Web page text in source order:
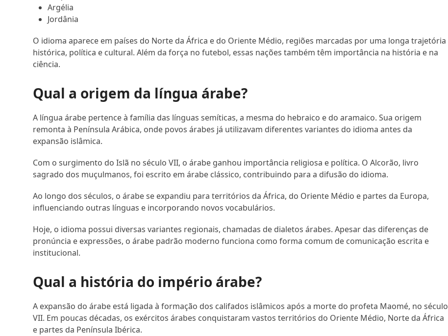
Argélia
Jordânia
O idioma aparece em países do Norte da África e do Oriente Médio, regiões marcadas por uma longa trajetória
histórica, política e cultural. Além da força no futebol, essas nações também têm importância na história e na
ciência.
Qual a origem da língua árabe?
A língua árabe pertence à família das línguas semíticas, a mesma do hebraico e do aramaico. Sua origem
remonta à Península Arábica, onde povos árabes já utilizavam diferentes variantes do idioma antes da
expansão islâmica.
Com o surgimento do Islã no século VII, o árabe ganhou importância religiosa e política. O Alcorão, livro
sagrado dos muçulmanos, foi escrito em árabe clássico, contribuindo para a difusão do idioma.
Ao longo dos séculos, o árabe se expandiu para territórios da África, do Oriente Médio e partes da Europa,
influenciando outras línguas e incorporando novos vocabulários.
Hoje, o idioma possui diversas variantes regionais, chamadas de dialetos árabes. Apesar das diferenças de
pronúncia e expressões, o árabe padrão moderno funciona como forma comum de comunicação escrita e
institucional.
Qual a história do império árabe?
A expansão do árabe está ligada à formação dos califados islâmicos após a morte do profeta Maomé, no século
VII. Em poucas décadas, os exércitos árabes conquistaram vastos territórios do Oriente Médio, Norte da África
e partes da Península Ibérica.